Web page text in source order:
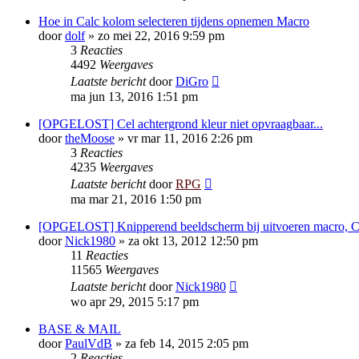
Hoe in Calc kolom selecteren tijdens opnemen Macro
doordolf» zo mei 22, 2016 9:59 pm
3 Reacties
4492 Weergaves
Laatste berichtdoorDiGro
ma jun 13, 2016 1:51 pm
[OPGELOST] Cel achtergrond kleur niet opvraagbaar...
doortheMoose » vr mar 11, 2016 2:26 pm
3 Reacties
4235 Weergaves
Laatste berichtdoorRPG
ma mar 21, 2016 1:50 pm
[OPGELOST] Knipperend beeldscherm bij uitvoeren macro,
doorNick1980 » za okt 13, 2012 12:50 pm
11 Reacties
11565 Weergaves
Laatste berichtdoorNick1980
wo apr 29, 2015 5:17 pm
BASE & MAIL
doorPaulVdB » za feb 14, 2015 2:05 pm